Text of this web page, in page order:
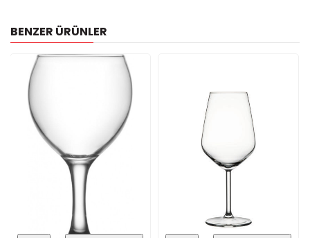
BENZER ÜRÜNLER